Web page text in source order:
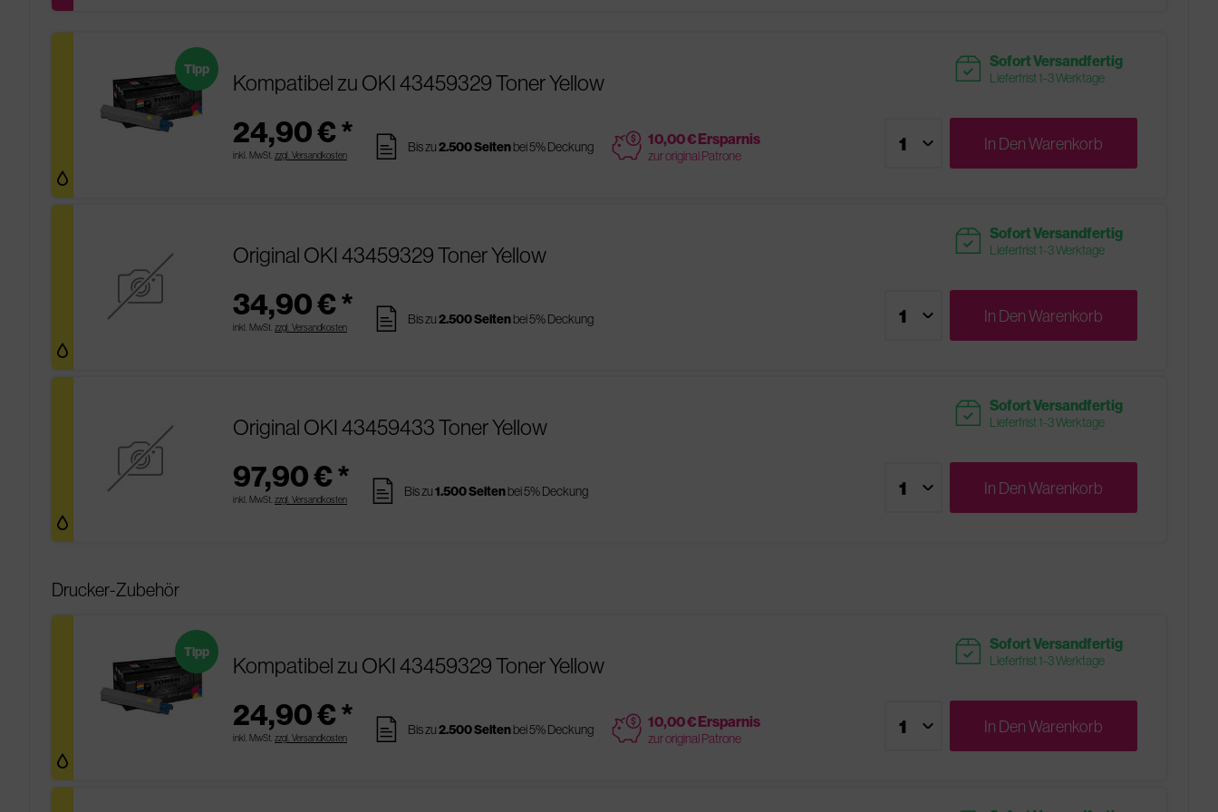
Kompatibel zu OKI 43459329 Toner Yellow
24,90 € *
inkl. MwSt. zzgl. Versandkosten
Tipp
pages Bis zu2.500 Seitenbei 5% Deckung price 10,00 € Ersparnis
zur original Patrone
readytoship Sofort Versandfertig
Lieferfrist 1-3 Werktage
In DenWarenkorb
Original OKI 43459329 Toner Yellow
34,90 € *
inkl. MwSt. zzgl. Versandkosten pages Bis zu2.500 Seitenbei 5% Deckung
readytoship Sofort Versandfertig
Lieferfrist 1-3 Werktage
In DenWarenkorb
Original OKI 43459433 Toner Yellow
97,90 € *
inkl. MwSt. zzgl. Versandkosten pages Bis zu1.500 Seitenbei 5% Deckung
readytoship Sofort Versandfertig
Lieferfrist 1-3 Werktage
In DenWarenkorb
Drucker-Zubehör
Kompatibel zu OKI 43459329 Toner Yellow
24,90 € *
inkl. MwSt. zzgl. Versandkosten
Tipp
pages Bis zu2.500 Seitenbei 5% Deckung price 10,00 € Ersparnis
zur original Patrone
readytoship Sofort Versandfertig
Lieferfrist 1-3 Werktage
In DenWarenkorb